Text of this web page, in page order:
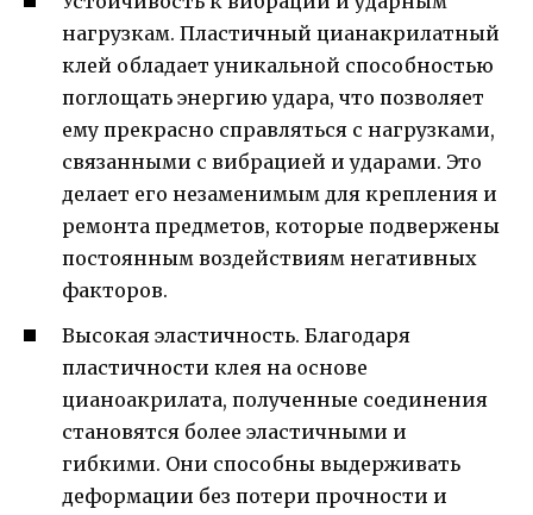
нагрузкам. Пластичный цианакрилатный
клей обладает уникальной способностью
поглощать энергию удара, что позволяет
ему прекрасно справляться с нагрузками,
связанными с вибрацией и ударами. Это
делает его незаменимым для крепления и
ремонта предметов, которые подвержены
постоянным воздействиям негативных
факторов.
Высокая эластичность. Благодаря
пластичности клея на основе
цианоакрилата, полученные соединения
становятся более эластичными и
гибкими. Они способны выдерживать
деформации без потери прочности и